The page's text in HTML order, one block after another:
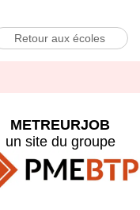
Retour aux écoles
METREURJOB
un site du groupe